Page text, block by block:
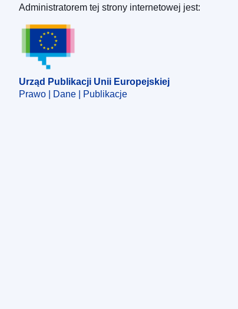
Urząd Publikacji Unii Europejskiej
Administratorem tej strony internetowej jest:
Urząd Publikacji Unii Europejskiej
Prawo | Dane | Publikacje